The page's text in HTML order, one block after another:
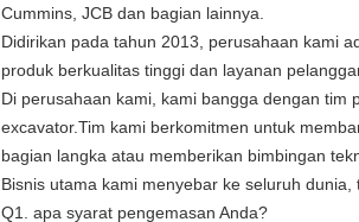
Cummins, JCB dan bagian lainnya.
Didirikan pada tahun 2013, perusahaan kami
produk berkualitas tinggi dan layanan
Di perusahaan kami, kami bangga dengan tim
excavator.Tim kami berkomitmen untuk
bagian langka atau memberikan bimbingan
Bisnis utama kami menyebar ke seluruh
Q1. apa syarat pengemasan Anda?